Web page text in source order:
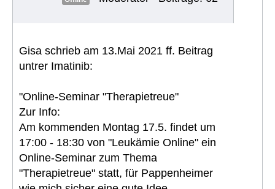
Gisa schrieb am 13.Mai 2021 ff. Beitrag
untrer Imatinib:
"Online-Seminar "Therapietreue"
Zur Info:
Am kommenden Montag 17.5. findet um
17:00 - 18:30 von "Leukämie Online" ein
Online-Seminar zum Thema
"Therapietreue" statt, für Pappenheimer